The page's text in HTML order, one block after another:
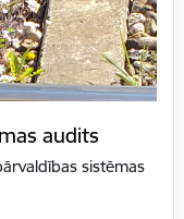
audits
sistēmas